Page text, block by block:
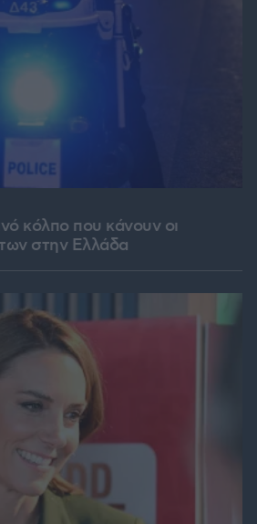
κόλπο που κάνουν οι
στην Ελλάδα